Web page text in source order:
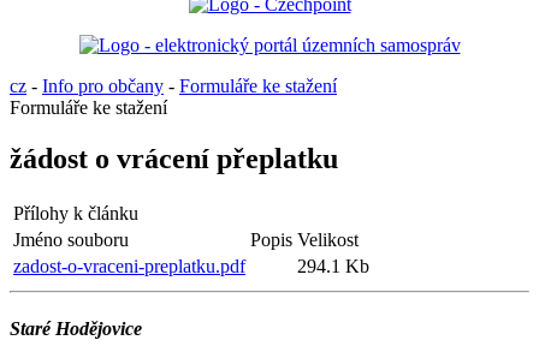
cz - Info pro občany - Formuláře ke stažení
Formuláře ke stažení
žádost o vrácení přeplatku
Přílohy k článku
Jméno souboru
Popis Velikost
zadost-o-vraceni-preplatku.pdf
294.1 Kb
Staré Hodějovice